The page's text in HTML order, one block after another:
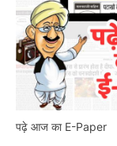
पढ़े आज का E-Paper